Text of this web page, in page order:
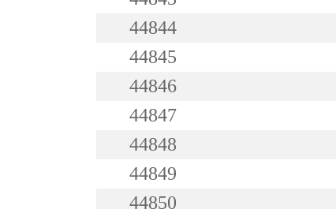
44844
44845
44846
44847
44848
44849
44850